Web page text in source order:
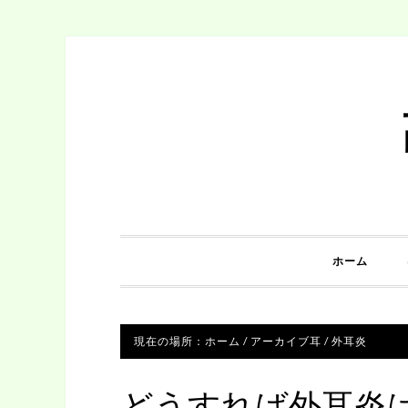
ホーム
現在の場所： ホーム / アーカイブ耳 / 外耳炎